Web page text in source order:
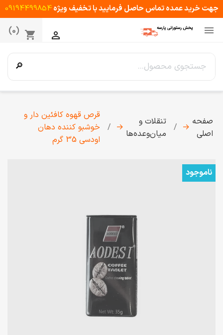
جهت خرید عمده تماس حاصل فرمایید با تخفیف ویژه09194499854

shopping_cart
(0) 
🔎
صفحه
اصلی
→
تنقلات و
میان‌وعده‌ها
→
قرص قهوه کافئین دار و
خوشبو کننده دهان
اودسی 35 گرم
ناموجود